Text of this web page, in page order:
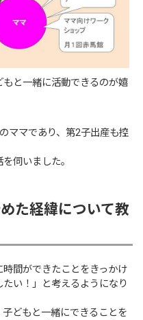
と一緒に活動できるのが嬉
ママであり、第2子出産も控
伺いました。
た経緯について教
間ができたことをきっかけ
い！」と考えるようになり
どもと一緒にできることを